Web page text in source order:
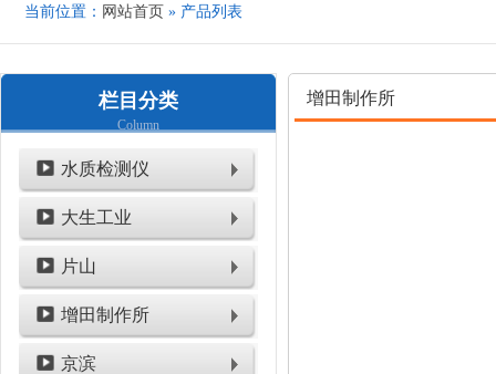
当前位置： 网站首页 » 产品列表
栏目分类
Column
水质检测仪
大生工业
片山
增田制作所
京滨
增田制作所